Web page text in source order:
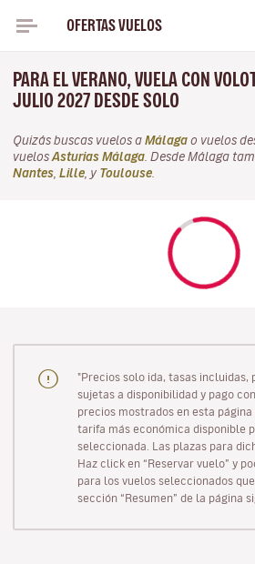
OFERTAS VUELOS
PARA EL VERANO, VUELA CON
JULIO 2027 DESDE SOLO
Quizás buscas vuelos a Málaga o vuelos
vuelos Asturias Málaga . Desde Málaga
Nantes Lille , y Toulouse
"Precios solo ida, tasas incluidas,
sujetas a disponibilidad y pago
precios mostrados en esta
tarifa más económica disponible
seleccionada. Las plazas para
Haz click en “Reservar vuelo” y
para los vuelos seleccionados
sección “Resumen” de la página